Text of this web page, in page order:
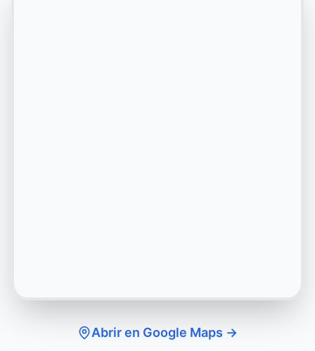
Abrir en Google Maps →